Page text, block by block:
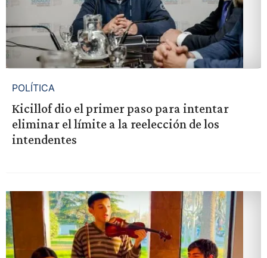
POLÍTICA
Kicillof dio el primer paso para intentar
eliminar el límite a la reelección de los
intendentes